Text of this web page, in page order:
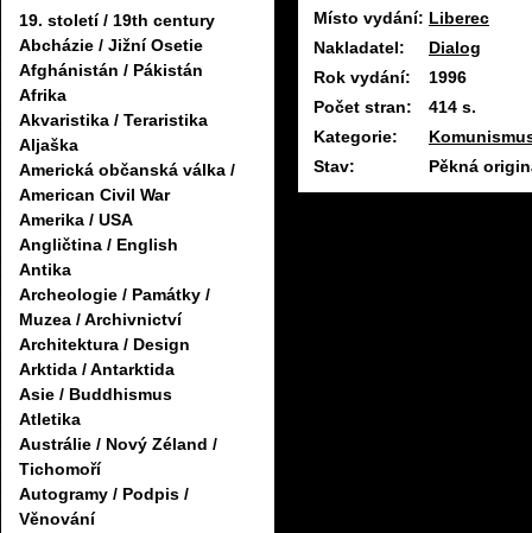
19. století / 19th century
Abcházie / Jižní Osetie
Afghánistán / Pákistán
Afrika
Akvaristika / Teraristika
Aljaška
Americká občanská válka /
American Civil War
Amerika / USA
Angličtina / English
Antika
Archeologie / Památky /
Muzea / Archivnictví
Architektura / Design
Arktida / Antarktida
Asie / Buddhismus
Atletika
Austrálie / Nový Zéland /
Tichomoří
Autogramy / Podpis /
Věnování
Místo vydání: Liberec
Nakladatel:
Dialog
Rok vydání:
1996
Počet stran:
414 s.
Kategorie:
Stav:
Pěkná